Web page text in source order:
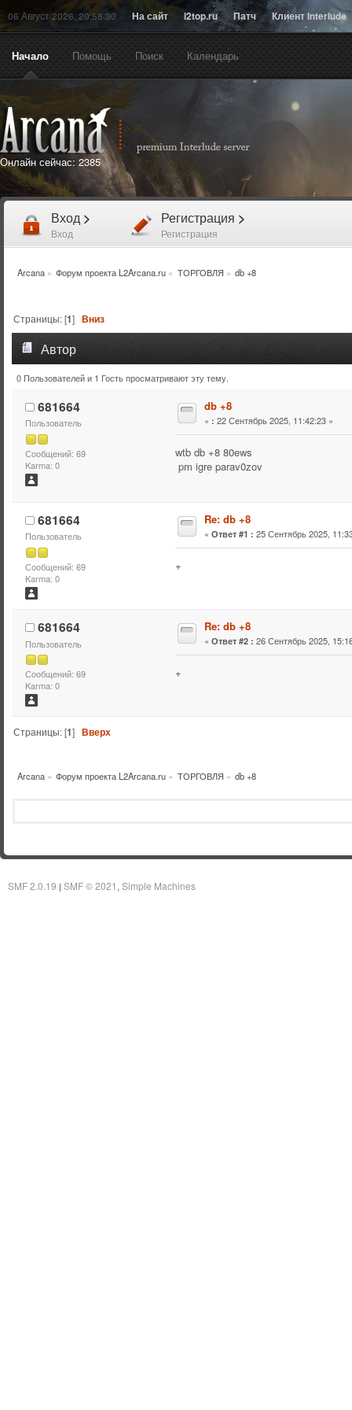
06 Август 2026, 20:58:30 На сайт l2top.ru Патч Клиент Interlude
Начало Помощь Поиск Календарь
Онлайн сейчас: 2385
Вход >
Вход
Регистрация >
Регистрация
Arcana» Форум проекта L2Arcana.ru » ТОРГОВЛЯ » db +8
Страницы: [1]Вниз
Автор
Тема: db +8 (Прочитано 3411 раз)
0 Пользователей и 1 Гость просматривают эту тему.
681664
Пользователь
Сообщений: 69
Karma: 0
db +8
« : 22 Сентябрь 2025, 11:42:23 »
wtb db +8 80ews
pm igre parav0zov
681664
Пользователь
Сообщений: 69
Karma: 0
Re: db +8
« Ответ #1 : 25 Сентябрь 2025,
+
681664
Пользователь
Сообщений: 69
Karma: 0
Re: db +8
« Ответ #2 : 26 Сентябрь 2025,
+
Страницы: [1]Вверх
Arcana» Форум проекта L2Arcana.ru » ТОРГОВЛЯ » db +8
SMF 2.0.19 SMF © 2021 , Simple Machines